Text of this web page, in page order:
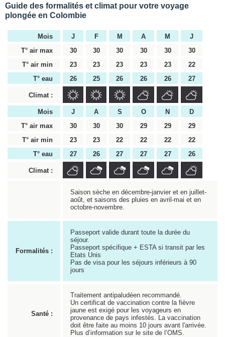
Guide des formalités et climat pour votre voyage
plongée en Colombie
Mois J F M A M
J
T° air max
30 30 30 30 30
30
T° air min
23 23 23 23 23
22
T° eau
26 25 26 26 26 27
Climat :
Mois J A S O N
D
T° air max
30 30 30 29 29
29
T° air min
23 23 22 22 22
22
T° eau
27 26 27 27 27 26
Climat :
Saison sèche en décembre-janvier et en juillet-
août, et saisons des pluies en avril-mai et en
octobre-novembre.
Formalités :
Passeport valide durant toute la durée du
séjour.
Passeport spécifique + ESTA si transit par les
Etats Unis
Pas de visa pour les séjours inférieurs à 90
jours
Santé :
Traitement antipaludéen recommandé.
Un certificat de vaccination contre la fièvre
jaune est exigé pour les voyageurs en
provenance de pays infestés. La vaccination
doit être faite au moins 10 jours avant l'arrivée.
Plus d’information sur le site de l’OMS.